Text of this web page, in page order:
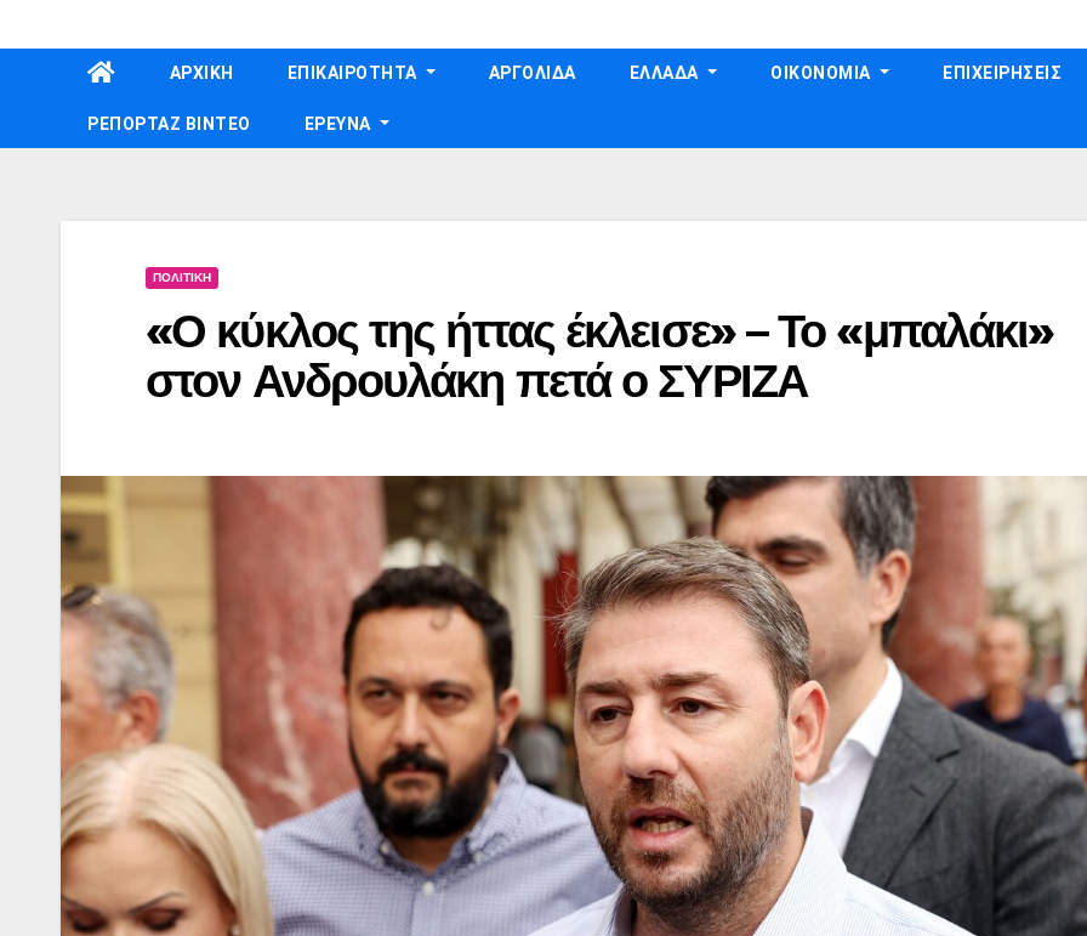
to
ΑΡΧΙΚΗ ΕΠΙΚΑΙΡΟΤΗΤΑ ΑΡΓΟΛΙΔΑ ΕΛΛΑΔΑ ΟΙΚΟΝΟΜΙΑ ΕΠΙΧΕΙΡΗΣΕΙΣ
ΡΕΠΟΡΤΑΖ ΒΙΝΤΕΟ ΕΡΕΥΝΑ
ΠΟΛΙΤΙΚΗ
«Ο κύκλος της ήττας έκλεισε» – Το «μπαλάκι»
στον Ανδρουλάκη πετά ο ΣΥΡΙΖΑ